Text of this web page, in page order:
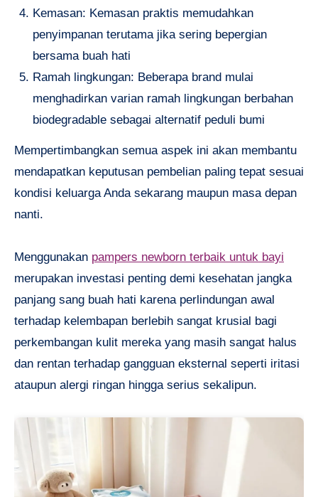
Kemasan: Kemasan praktis memudahkan
penyimpanan terutama jika sering bepergian
bersama buah hati
Ramah lingkungan: Beberapa brand mulai
menghadirkan varian ramah lingkungan berbahan
biodegradable sebagai alternatif peduli bumi
Mempertimbangkan semua aspek ini akan membantu
mendapatkan keputusan pembelian paling tepat sesuai
kondisi keluarga Anda sekarang maupun masa depan
nanti.
Menggunakan pampers newborn terbaik untuk bayi
merupakan investasi penting demi kesehatan jangka
panjang sang buah hati karena perlindungan awal
terhadap kelembapan berlebih sangat krusial bagi
perkembangan kulit mereka yang masih sangat halus
dan rentan terhadap gangguan eksternal seperti iritasi
ataupun alergi ringan hingga serius sekalipun.